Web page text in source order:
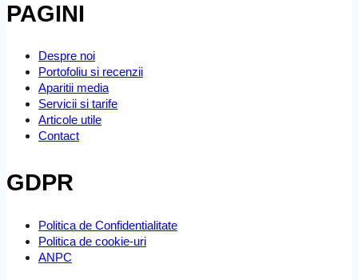
PAGINI
Despre noi
Portofoliu si recenzii
Aparitii media
Servicii si tarife
Articole utile
Contact
GDPR
Politica de Confidentialitate
Politica de cookie-uri
ANPC